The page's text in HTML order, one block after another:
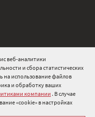
веб-аналитики
и сбора статистических
на использование файлов
и обработку ваших
компании . В случае
«cookie» в настройках